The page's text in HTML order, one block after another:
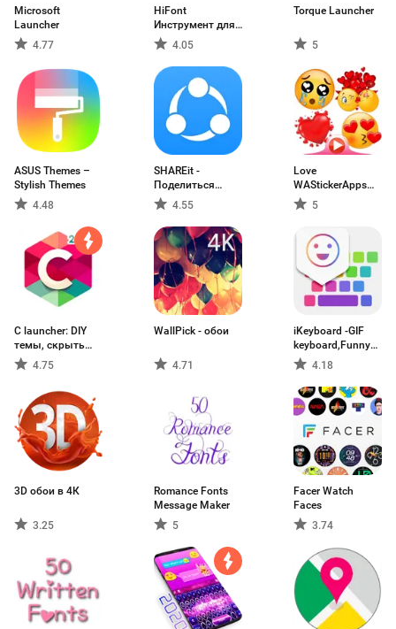
Microsoft
Launcher
4.77
HiFont
Инструмент для
шрифтов
4.05
Torque Launcher
5
ASUS Themes –
Stylish Themes
4.48
SHAREit -
Поделиться
Файлами
4.55
Love
WAStickerApps
любовь
5
C launcher: DIY
темы, скрыть
приложения,
обои
4.75
WallPick - обои
4.71
iKeyboard -GIF
keyboard,Funny
Emoji, FREE
Stickers
4.18
3D обои в 4К
3.25
Romance Fonts
Message Maker
5
Facer Watch
Faces
3.74